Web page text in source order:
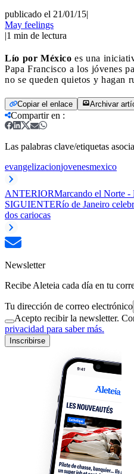
publicado el 21/01/15|
May feelings
|1 min de lectura
Lío por México es una
Papa Francisco a los jóvenes
no se queden quietos y hagan
Copiar el enlace Archivar
Compartir en :
Las palabras clave/etiquetas
evangelizacionjovenesmexico
ANTERIORMarcando el Norte -
SIGUIENTERío de Janeiro
dos cariocas
Newsletter
Recibe Aleteia cada día en tu
Tu dirección de correo electrónico
Acepto recibir la newsletter.
privacidad para saber más.
Inscribirse